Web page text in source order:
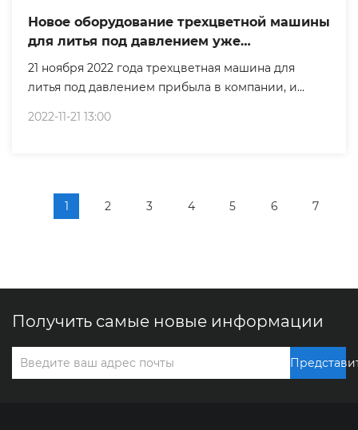
Новое оборудование трехцветной машины
для литья под давлением уже
установлено
21 ноября 2022 года трехцветная машина для
литья под давлением прибыла в компании, и
работы. Приглашаем новых и старых клиентов с
2022-11-21 13:00
1 2 3 4 5 6 7
Получить самые новые информации